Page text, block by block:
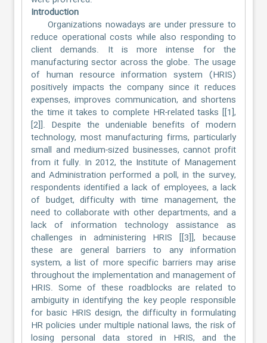
Introduction
Organizations nowadays are under pressure to
reduce operational costs while also responding to
client demands. It is more intense for the
manufacturing sector across the globe. The usage
of human resource information system (HRIS)
positively impacts the company since it reduces
expenses, improves communication, and shortens
the time it takes to complete HR-related tasks [[1],
[2]]. Despite the undeniable benefits of modern
technology, most manufacturing firms, particularly
small and medium-sized businesses, cannot profit
from it fully. In 2012, the Institute of Management
and Administration performed a poll, in the survey,
respondents identified a lack of employees, a lack
of budget, difficulty with time management, the
need to collaborate with other departments, and a
lack of information technology assistance as
challenges in administering HRIS [[3]], because
these are general barriers to any information
system, a list of more specific barriers may arise
throughout the implementation and management of
HRIS. Some of these roadblocks are related to
ambiguity in identifying the key people responsible
for basic HRIS design, the difficulty in formulating
HR policies under multiple national laws, the risk of
losing personal data stored in HRIS, and the